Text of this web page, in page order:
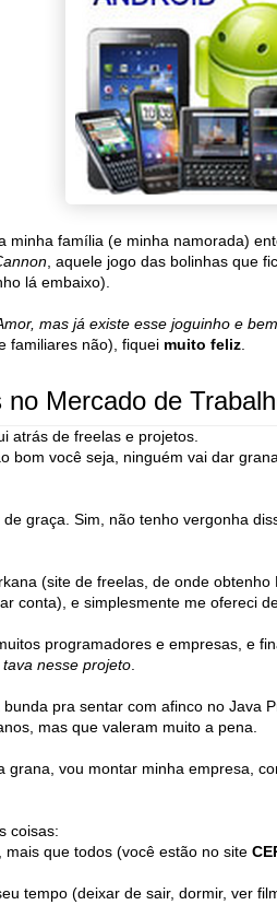
minha família (e minha namorada)
, aquele jogo das bolinhas que
lá embaixo).
mas já existe esse joguinho e
familiares não), fiquei muito feliz
Mercado de
atrás de freelas e projetos.
bom você seja, ninguém vai dar
graça. Sim, não tenho vergonha
(site de freelas, de onde obtenho
conta), e simplesmente me ofereci
programadores e empresas, e
nesse projeto
pra sentar com afinco no Java
mas que valeram muito a pena.
grana, vou montar minha empresa,
coisas:
que todos (você estão no site
tempo (deixar de sair, dormir, ver